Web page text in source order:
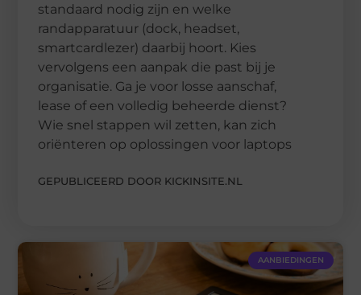
standaard nodig zijn en welke
randapparatuur (dock, headset,
smartcardlezer) daarbij hoort. Kies
vervolgens een aanpak die past bij je
organisatie. Ga je voor losse aanschaf,
lease of een volledig beheerde dienst?
Wie snel stappen wil zetten, kan zich
oriënteren op oplossingen voor laptops
GEPUBLICEERD DOOR KICKINSITE.NL
AANBIEDINGEN